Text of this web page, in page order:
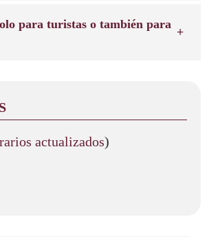
para turistas o también para
actualizados)